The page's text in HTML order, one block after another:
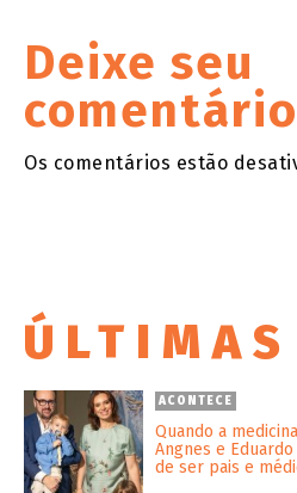
Deixe seu
comentário
Os comentários estão
ÚLTIMAS
ACONTECE
Quando a
Angnes e
de ser pais e